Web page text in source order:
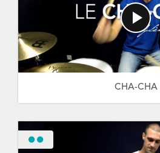
CHA-CHA